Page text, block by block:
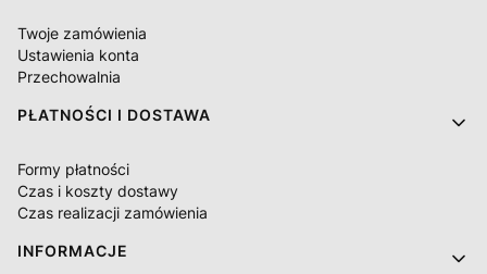
Twoje zamówienia
Ustawienia konta
Przechowalnia
PŁATNOŚCI I DOSTAWA
Formy płatności
Czas i koszty dostawy
Czas realizacji zamówienia
INFORMACJE